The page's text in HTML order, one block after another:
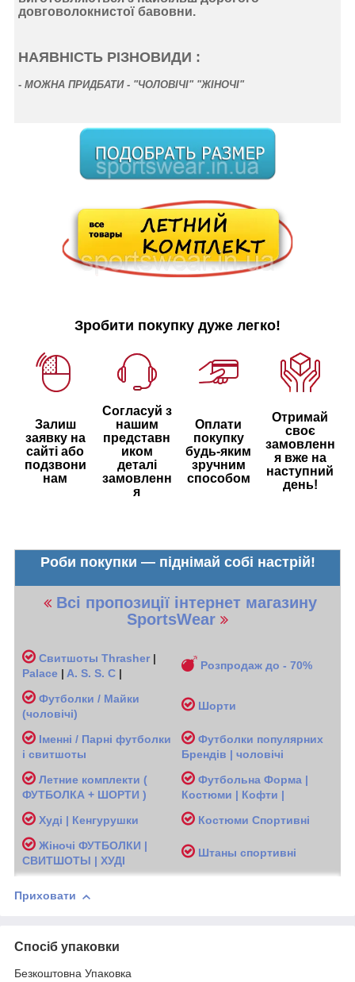
довговолокнистої бавовни.
НАЯВНІСТЬ РІЗНОВИДИ :
- МОЖНА ПРИДБАТИ - "ЧОЛОВІЧІ" "ЖІНОЧІ"
Зробити покупку дуже легко!
Залиш
заявку на
сайті або
подзвони
нам
Согласуй з
нашим
представн
иком
деталі
замовленн
я
Оплати
покупку
будь-яким
зручним
способом
Отримай
своє
замовленн
я вже на
наступний
день!
Роби покупки — піднімай собі настрій!
Всі пропозиції інтернет магазину
SportsWear
Свитшоты Thrasher |
Palace | A. S. S. C |
Розпродаж до - 70%
Футболки / Майки
(чоловічі)
Шорти
Іменні / Парні футболки
і свитшоты
Футболки популярних
Брендів | чоловічі
Летние комплекти (
ФУТБОЛКА + ШОРТИ )
Футбольна Форма |
Костюми | Кофти |
Худі | Кенгурушки
Костюми Спортивні
Жіночі ФУТБОЛКИ |
СВИТШОТЫ | ХУДІ
Штаны спортивні
Приховати
Спосіб упаковки
Безкоштовна Упаковка